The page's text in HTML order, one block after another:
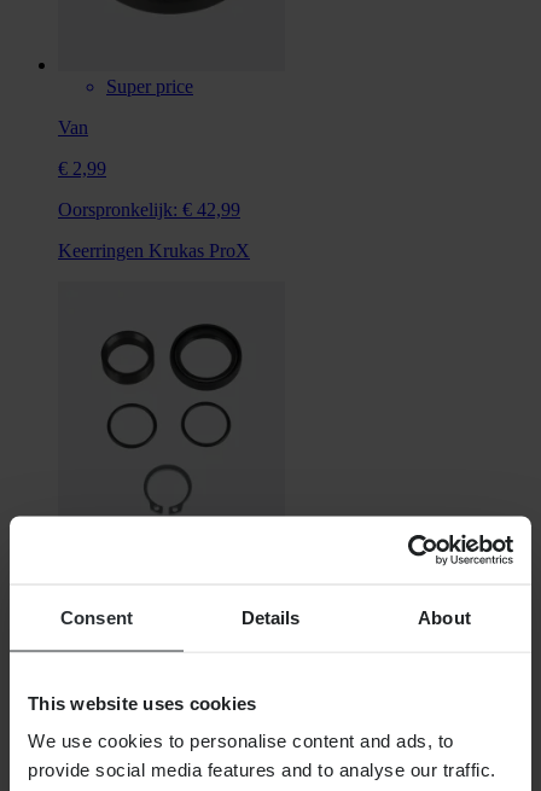
Consent Details About
This website uses cookies
We use cookies to personalise content and ads, to
provide social media features and to analyse our traffic.
Super price
Van
€ 2,99
Oorspronkelijk: € 42,99
Keerringen Krukas ProX
€ 15,99
Reparatieset Voortandwielas All Balls